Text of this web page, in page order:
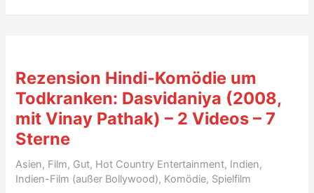
Komödie
(1987,
mit
Kamal
Hassan)
3
Videos
Rezension Hindi-Komödie um
Todkranken: Dasvidaniya (2008,
mit Vinay Pathak) – 2 Videos – 7
Sterne
Asien, Film, Gut, Hot Country Entertainment, Indien,
Indien-Film (außer Bollywood), Komödie, Spielfilm